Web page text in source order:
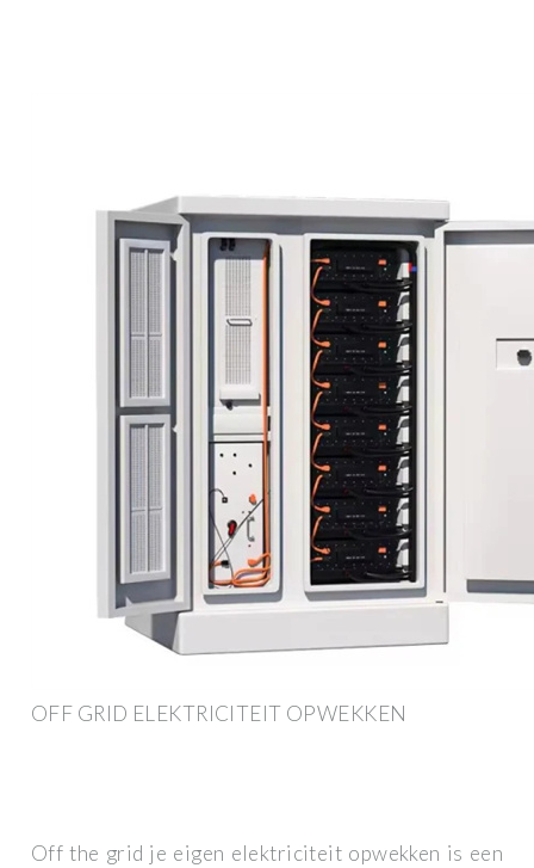
OFF GRID ELEKTRICITEIT OPWEKKEN
Off the grid je eigen elektriciteit opwekken is een